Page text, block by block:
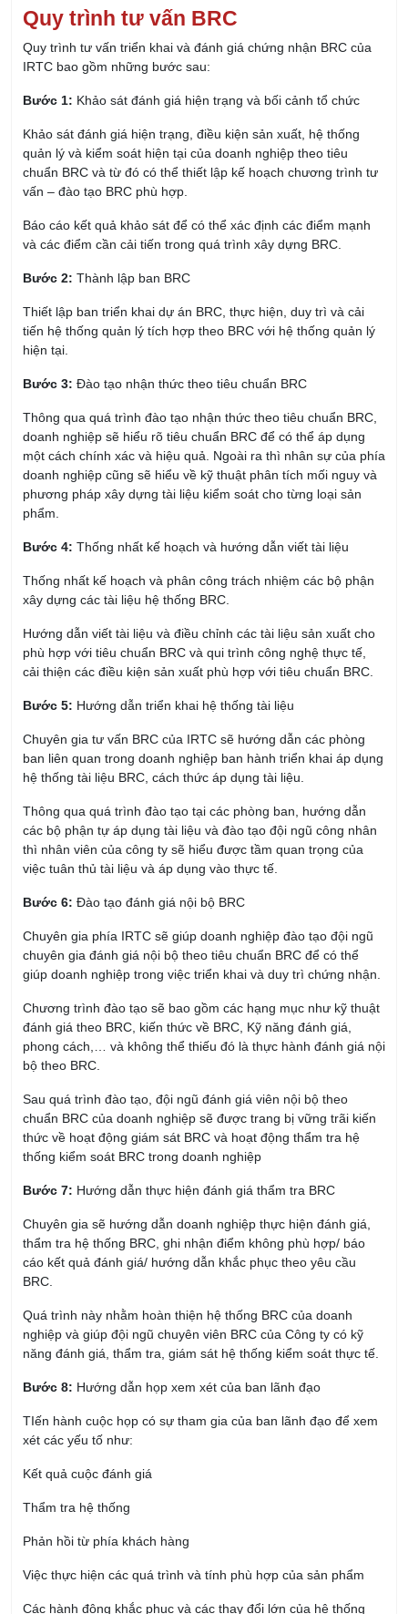
Quy trình tư vấn BRC
Quy trình tư vấn triển khai và đánh giá chứng nhận BRC của
IRTC bao gồm những bước sau:
Bước 1: Khảo sát đánh giá hiện trạng và bối cảnh tổ chức
Khảo sát đánh giá hiện trạng, điều kiện sản xuất, hệ thống
quản lý và kiểm soát hiện tại của doanh nghiệp theo tiêu
chuẩn BRC và từ đó có thể thiết lập kế hoạch chương trình tư
vấn – đào tạo BRC phù hợp.
Báo cáo kết quả khảo sát để có thể xác định các điểm mạnh
và các điểm cần cải tiến trong quá trình xây dựng BRC.
Bước 2: Thành lập ban BRC
Thiết lập ban triển khai dự án BRC, thực hiện, duy trì và cải
tiến hệ thống quản lý tích hợp theo BRC với hệ thống quản lý
hiện tại.
Bước 3: Đào tạo nhận thức theo tiêu chuẩn BRC
Thông qua quá trình đào tạo nhận thức theo tiêu chuẩn BRC,
doanh nghiệp sẽ hiểu rõ tiêu chuẩn BRC để có thể áp dụng
một cách chính xác và hiệu quả. Ngoài ra thì nhân sự của phía
doanh nghiệp cũng sẽ hiểu về kỹ thuật phân tích mối nguy và
phương pháp xây dựng tài liệu kiểm soát cho từng loại sản
phẩm.
Bước 4: Thống nhất kế hoạch và hướng dẫn viết tài liệu
Thống nhất kế hoạch và phân công trách nhiệm các bộ phận
xây dựng các tài liệu hệ thống BRC.
Hướng dẫn viết tài liệu và điều chỉnh các tài liệu sản xuất cho
phù hợp với tiêu chuẩn BRC và qui trình công nghệ thực tế,
cải thiện các điều kiện sản xuất phù hợp với tiêu chuẩn BRC.
Bước 5: Hướng dẫn triển khai hệ thống tài liệu
Chuyên gia tư vấn BRC của IRTC sẽ hướng dẫn các phòng
ban liên quan trong doanh nghiệp ban hành triển khai áp dụng
hệ thống tài liệu BRC, cách thức áp dụng tài liệu.
Thông qua quá trình đào tạo tại các phòng ban, hướng dẫn
các bộ phận tự áp dụng tài liệu và đào tạo đội ngũ công nhân
thì nhân viên của công ty sẽ hiểu được tầm quan trọng của
việc tuân thủ tài liệu và áp dụng vào thực tế.
Bước 6: Đào tạo đánh giá nội bộ BRC
Chuyên gia phía IRTC sẽ giúp doanh nghiệp đào tạo đội ngũ
chuyên gia đánh giá nội bộ theo tiêu chuẩn BRC để có thể
giúp doanh nghiệp trong việc triển khai và duy trì chứng nhận.
Chương trình đào tạo sẽ bao gồm các hạng mục như kỹ thuật
đánh giá theo BRC, kiến thức về BRC, Kỹ năng đánh giá,
phong cách,… và không thể thiếu đó là thực hành đánh giá nội
bộ theo BRC.
Sau quá trình đào tạo, đội ngũ đánh giá viên nội bộ theo
chuẩn BRC của doanh nghiệp sẽ được trang bị vững trãi kiến
thức về hoạt động giám sát BRC và hoạt động thẩm tra hệ
thống kiểm soát BRC trong doanh nghiệp
Bước 7: Hướng dẫn thực hiện đánh giá thẩm tra BRC
Chuyên gia sẽ hướng dẫn doanh nghiệp thực hiện đánh giá,
thẩm tra hệ thống BRC, ghi nhận điểm không phù hợp/ báo
cáo kết quả đánh giá/ hướng dẫn khắc phục theo yêu cầu
BRC.
Quá trình này nhằm hoàn thiện hệ thống BRC của doanh
nghiệp và giúp đội ngũ chuyên viên BRC của Công ty có kỹ
năng đánh giá, thẩm tra, giám sát hệ thống kiểm soát thực tế.
Bước 8: Hướng dẫn họp xem xét của ban lãnh đạo
TIến hành cuộc họp có sự tham gia của ban lãnh đạo để xem
xét các yếu tố như:
Kết quả cuộc đánh giá
Thẩm tra hệ thống
Phản hồi từ phía khách hàng
Việc thực hiện các quá trình và tính phù hợp của sản phẩm
Các hành động khắc phục và các thay đổi lớn của hệ thống